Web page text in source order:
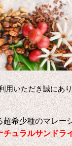
用いただき誠にあ
超希少種のマレー
チュラルサンドラ